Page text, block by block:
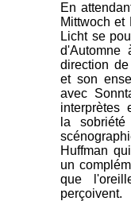
En
Mittwoch et
Licht se
d'Automne
direction
et son
avec
interprètes
la
Huffman
un
que
perçoivent.